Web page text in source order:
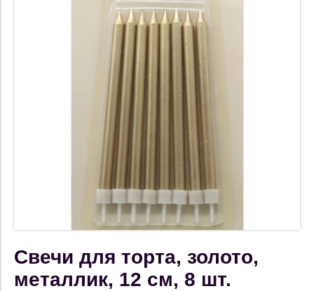
Свечи для торта, золото,
металлик, 12 см, 8 шт.